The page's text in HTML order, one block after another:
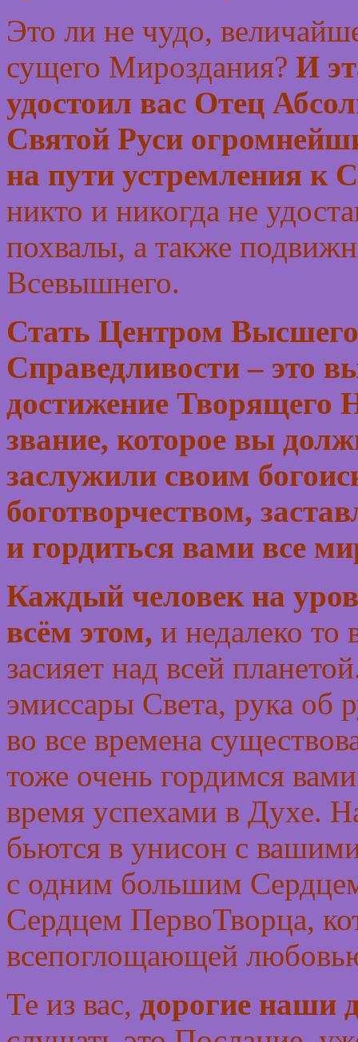
Это ли не чудо,
сущего Мироздания? И
удостоил вас Отец
Святой Руси
на пути устремления к
никто и никогда не
похвалы, а также
Всевышнего.
Стать Центром
Справедливости – это
достижение Творящего
звание, которое вы
заслужили своим
боготворчеством,
и гордиться вами все
Каждый человек на
всём этом, и недалеко то
засияет над всей
эмиссары Света, рука об
во все времена
тоже очень гордимся
время успехами в Духе.
бьются в унисон с
с одним большим
Сердцем ПервоТворца,
всепоглощающей
Те из вас, дорогие наши